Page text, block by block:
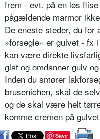
frem - evt. på en løs
pågældende marmor
De eneste steder, du for
»forsegle« er gulvet - fx
kan være direkte
glat og omdanner gulv
Inden du smører
brusenichen, skal de
og de skal være helt
komme cremen på
Save